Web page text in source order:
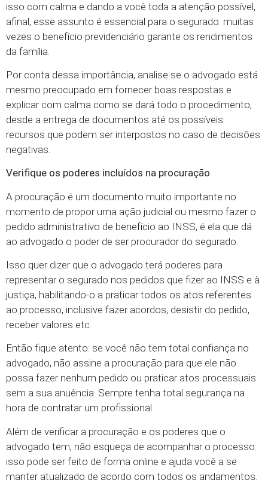
isso com calma e dando a você toda a atenção possível,
afinal, esse assunto é essencial para o segurado: muitas
vezes o benefício previdenciário garante os rendimentos
da família.
Por conta dessa importância, analise se o advogado está
mesmo preocupado em fornecer boas respostas e
explicar com calma como se dará todo o procedimento,
desde a entrega de documentos até os possíveis
recursos que podem ser interpostos no caso de decisões
negativas.
Verifique os poderes incluídos na procuração
A procuração é um documento muito importante no
momento de propor uma ação judicial ou mesmo fazer o
pedido administrativo de benefício ao INSS, é ela que dá
ao advogado o poder de ser procurador do segurado.
Isso quer dizer que o advogado terá poderes para
representar o segurado nos pedidos que fizer ao INSS e à
justiça, habilitando-o a praticar todos os atos referentes
ao processo, inclusive fazer acordos, desistir do pedido,
receber valores etc.
Então fique atento: se você não tem total confiança no
advogado, não assine a procuração para que ele não
possa fazer nenhum pedido ou praticar atos processuais
sem a sua anuência. Sempre tenha total segurança na
hora de contratar um profissional.
Além de verificar a procuração e os poderes que o
advogado tem, não esqueça de acompanhar o processo:
isso pode ser feito de forma online e ajuda você a se
manter atualizado de acordo com todos os andamentos.